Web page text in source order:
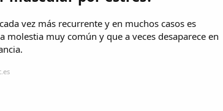
vez más recurrente y en muchos casos es
molestia muy común y que a veces desaparece en